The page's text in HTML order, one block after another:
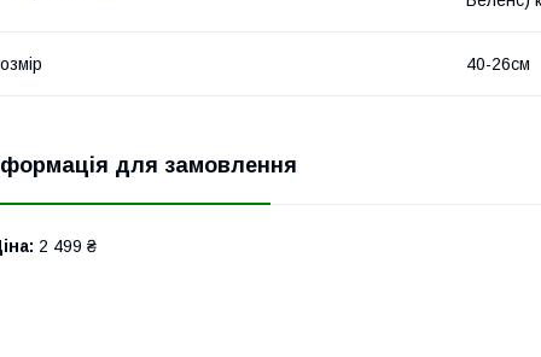
40-26см
для замовлення
2 499 ₴